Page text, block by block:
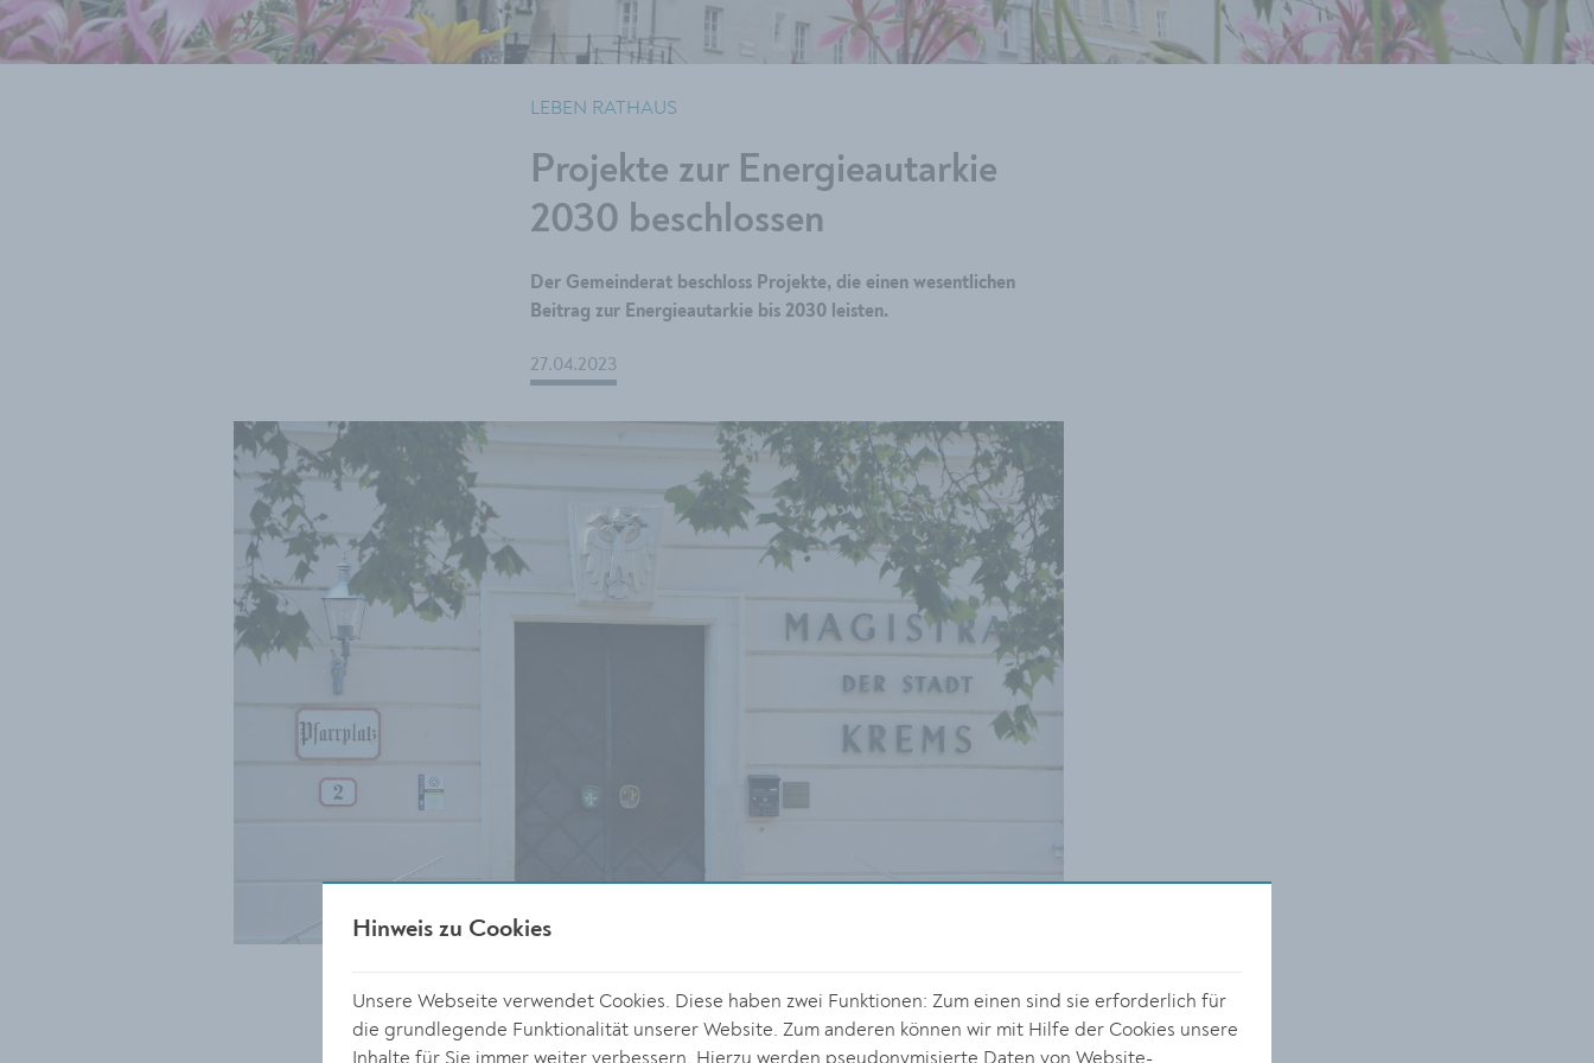
LEBEN RATHAUS
Projekte zur Energieautarkie
2030 beschlossen
Der Gemeinderat beschloss Projekte, die einen wesentlichen
Beitrag zur Energieautarkie bis 2030 leisten.
27.04.2023
Die Stadt Krems möchte in ihrer langfristigen Strategie Gas
Hinweis zu Cookies
Unsere Webseite verwendet Cookies. Diese haben zwei Funktionen: Zum einen sind sie erforderlich für
die grundlegende Funktionalität unserer Website. Zum anderen können wir mit Hilfe der Cookies unsere
Inhalte für Sie immer weiter verbessern. Hierzu werden pseudonymisierte Daten von Website-